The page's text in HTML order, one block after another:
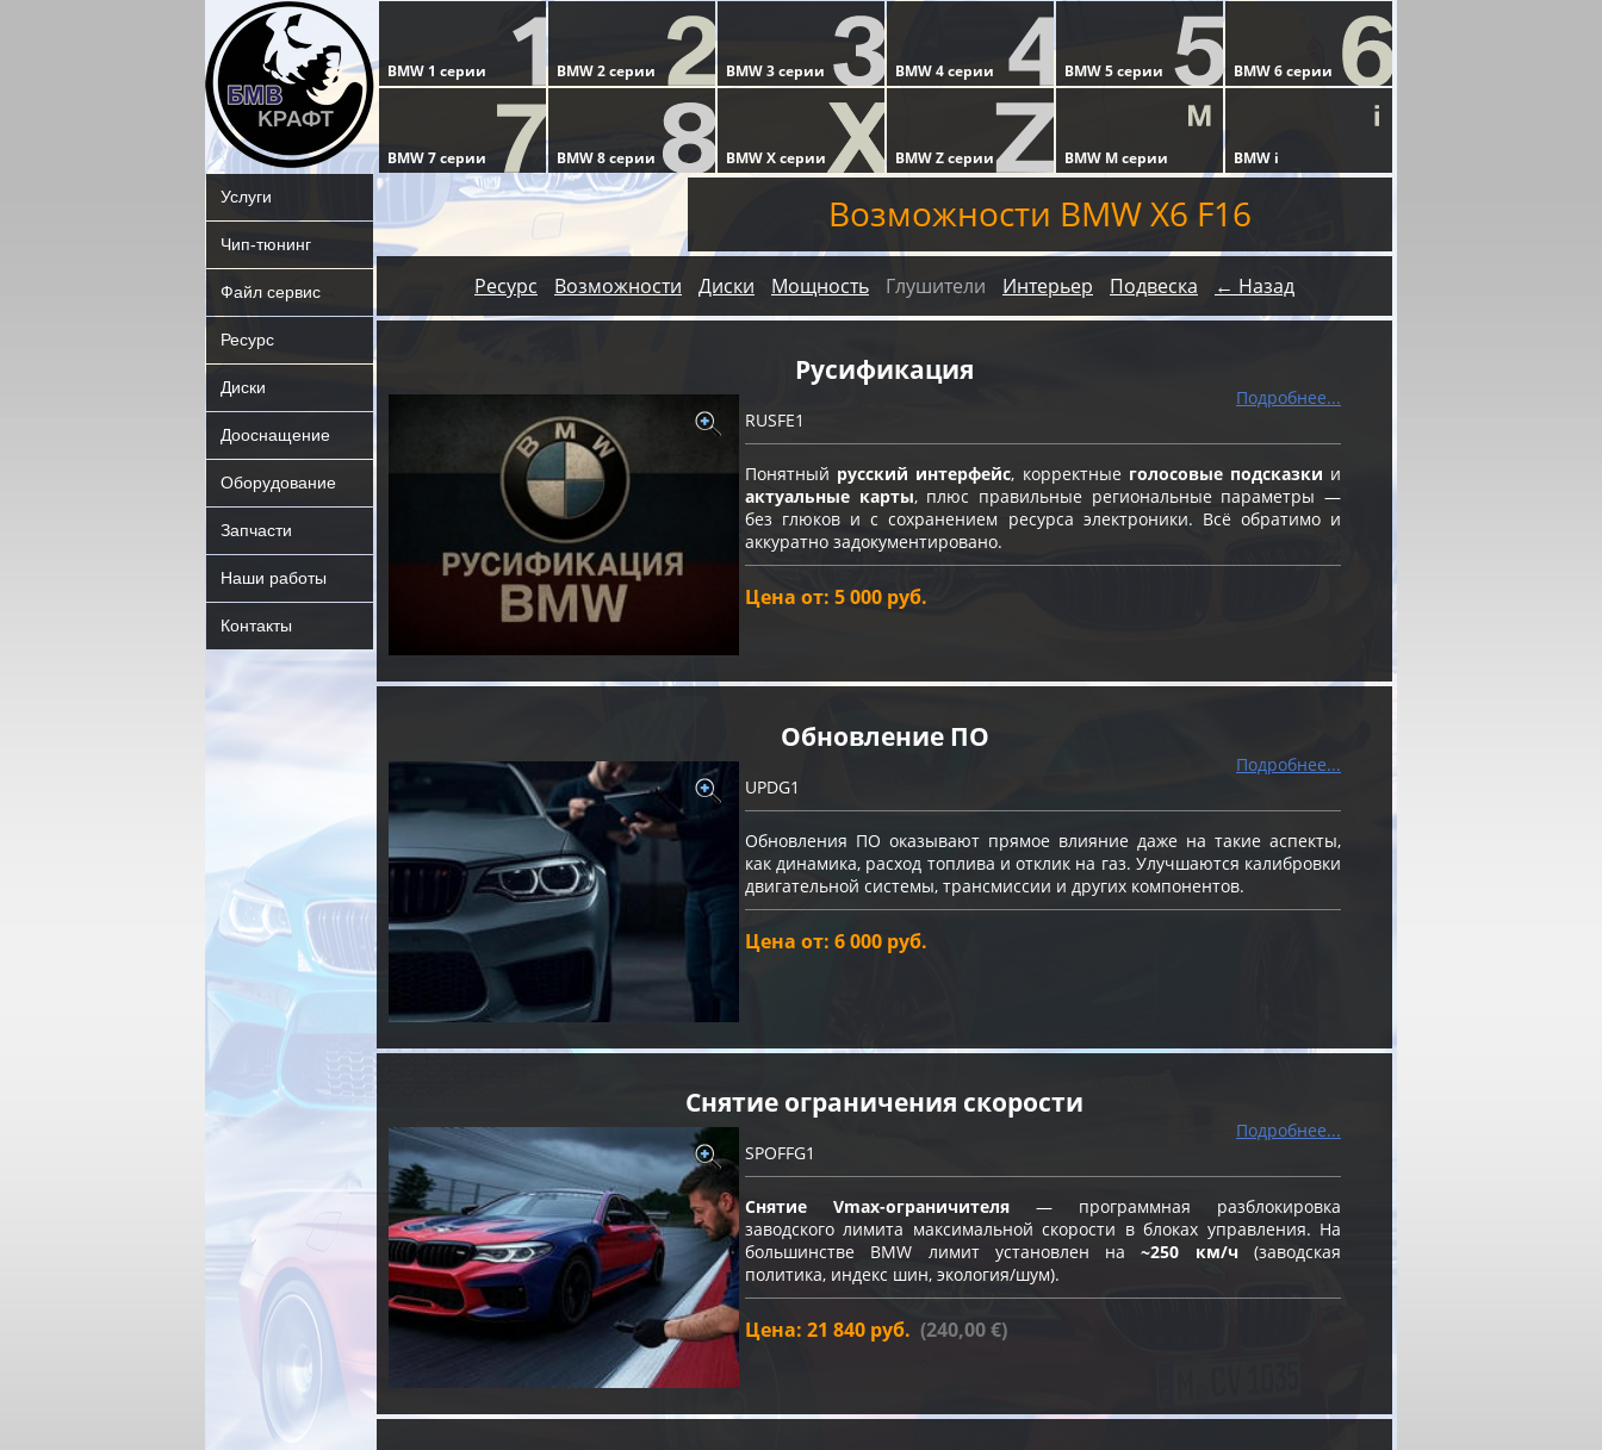
Услуги
Чип-тюнинг
Файл сервис
Ресурс
Диски
Дооснащение
Оборудование
Запчасти
Наши работы
Контакты
Возможности BMW X6 F16
Ресурс Возможности Диски Мощность Глушители Интерьер Подвеска ← Назад
Русификация
Подробнее...
RUSFE1
Понятный русский интерфейс, корректные голосовые подсказки и
актуальные карты, плюс правильные региональные параметры —
без глюков и с сохранением ресурса электроники. Всё обратимо и
аккуратно задокументировано.
Цена от: 5 000 руб.
Обновление ПО
Подробнее...
UPDG1
Обновления ПО оказывают прямое влияние даже на такие аспекты,
как динамика, расход топлива и отклик на газ. Улучшаются калибровки
двигательной системы, трансмиссии и других компонентов.
Цена от: 6 000 руб.
Снятие ограничения скорости
Подробнее...
SPOFFG1
Снятие Vmax-ограничителя — программная разблокировка
заводского лимита максимальной скорости в блоках управления. На
большинстве BMW лимит установлен на~250 км/ч (заводская
политика, индекс шин, экология/шум).
Цена: 21 840 руб. (240,00 €)